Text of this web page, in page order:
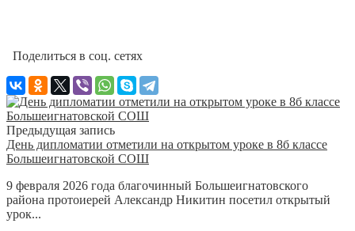
Поделиться в соц. сетях
Предыдущая запись
День дипломатии отметили на открытом уроке в 8б классе
Большеигнатовской СОШ
9 февраля 2026 года благочинный Большеигнатовского
района протоиерей Александр Никитин посетил открытый
урок...